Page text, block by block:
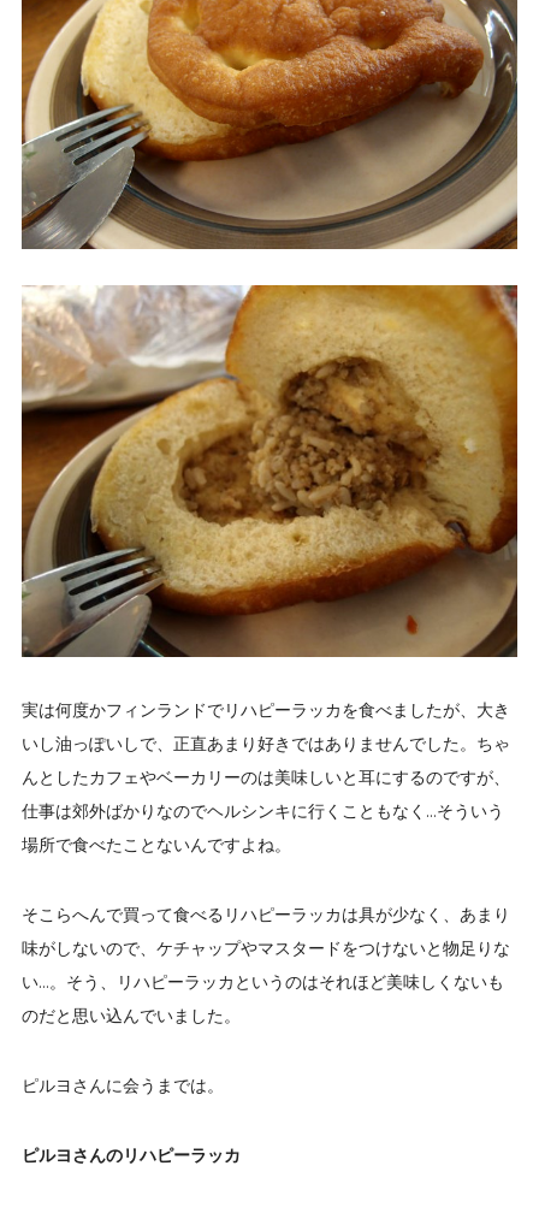
実は何度かフィンランドでリハピーラッカを食べましたが、大き
いし油っぽいしで、正直あまり好きではありませんでした。ちゃ
んとしたカフェやベーカリーのは美味しいと耳にするのですが、
仕事は郊外ばかりなのでヘルシンキに行くこともなく…そういう
場所で食べたことないんですよね。
そこらへんで買って食べるリハピーラッカは具が少なく、あまり
味がしないので、ケチャップやマスタードをつけないと物足りな
い…。そう、リハピーラッカというのはそれほど美味しくないも
のだと思い込んでいました。
ピルヨさんに会うまでは。
ピルヨさんのリハピーラッカ